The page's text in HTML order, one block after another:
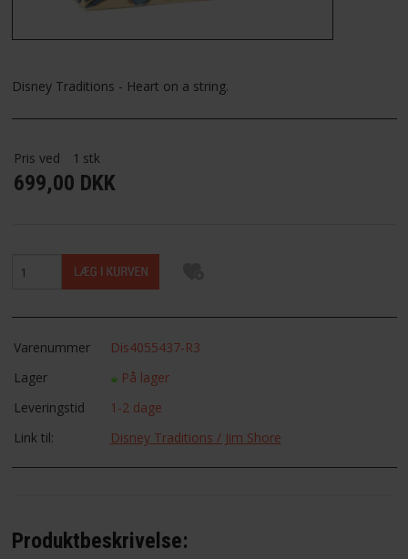
FAVORIT
FORTRYDELSESRET
Disney Traditions - Heart on a string.
Pris ved 1 stk
699,00 DKK
Varenummer
Dis4055437-R3
Lager
På lager
Leveringstid
1-2 dage
Link til:
Disney Traditions / Jim Shore
Produktbeskrivelse: